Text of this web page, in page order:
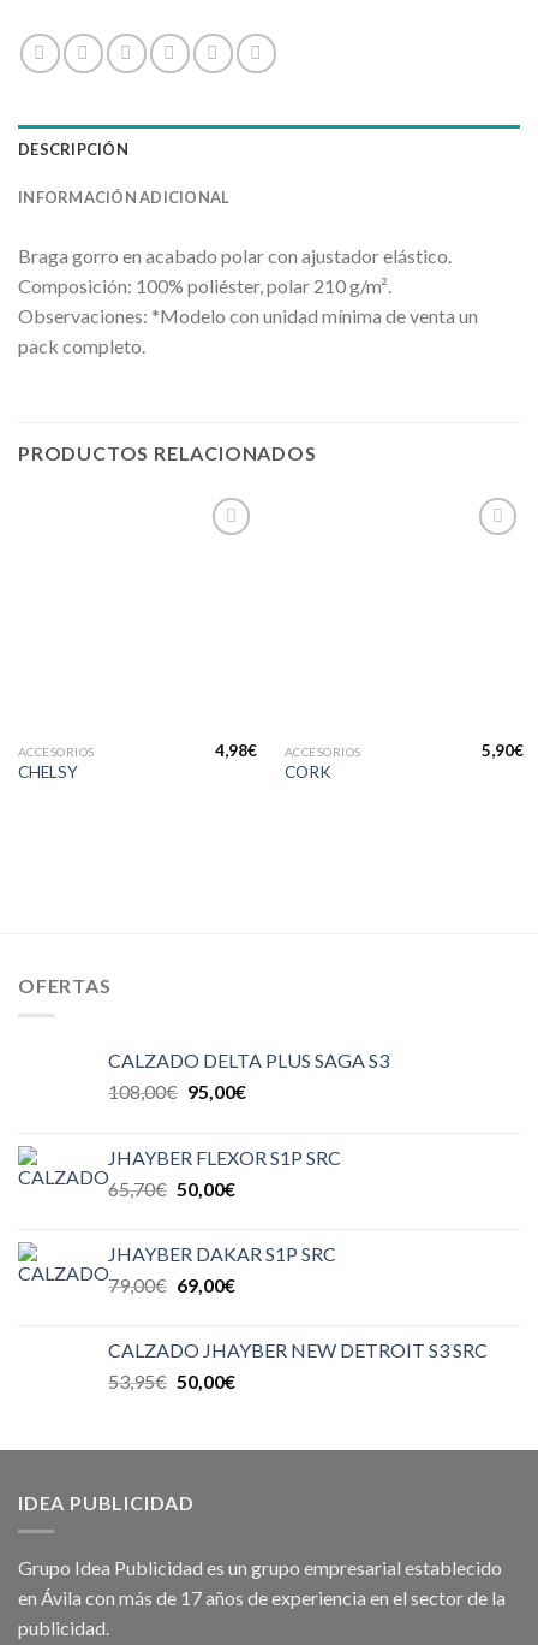
DESCRIPCIÓN
INFORMACIÓN ADICIONAL
Braga gorro en acabado polar con ajustador elástico.
Composición: 100% poliéster, polar 210 g/m².
Observaciones: *Modelo con unidad mínima de venta un
pack completo.
PRODUCTOS RELACIONADOS
ACCESORIOS
CHELSY
4,98€ ACCESORIOS
CORK
5,90€
OFERTAS
CALZADO DELTA PLUS SAGA S3
108,00€ 95,00€
JHAYBER FLEXOR S1P SRC
65,70€ 50,00€
JHAYBER DAKAR S1P SRC
79,00€ 69,00€
CALZADO JHAYBER NEW DETROIT S3 SRC
53,95€ 50,00€
IDEA PUBLICIDAD
Grupo Idea Publicidad es un grupo empresarial establecido
en Ávila con más de 17 años de experiencia en el sector de la
publicidad.